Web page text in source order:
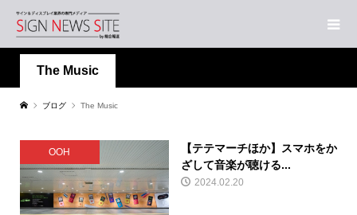
The Music
ブログ The Music
OOH
【テテマーチほか】スマホをか
ざして音楽が聴ける...
2024.02.20